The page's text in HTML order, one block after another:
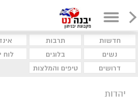
חדשות תרבות
נשים
בלוגים לוח
דרושים
טיפים והמלצות
יהדות